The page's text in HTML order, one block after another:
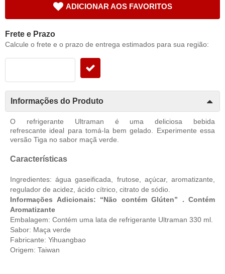
ADICIONAR AOS FAVORITOS
Frete e Prazo
Calcule o frete e o prazo de entrega estimados para sua região:
Informações do Produto
O refrigerante Ultraman é uma deliciosa bebida
refrescante ideal para tomá-la bem gelado. Experimente essa
versão Tiga no sabor maçã verde.
Características
Ingredientes: água gaseificada, frutose, açúcar, aromatizante,
regulador de acidez, ácido cítrico, citrato de sódio.
Informações Adicionais: “Não contém Glúten” . Contém
Aromatizante
Embalagem: Contém uma lata de refrigerante Ultraman 330 ml.
Sabor: Maça verde
Fabricante: Yihuangbao
Origem: Taiwan